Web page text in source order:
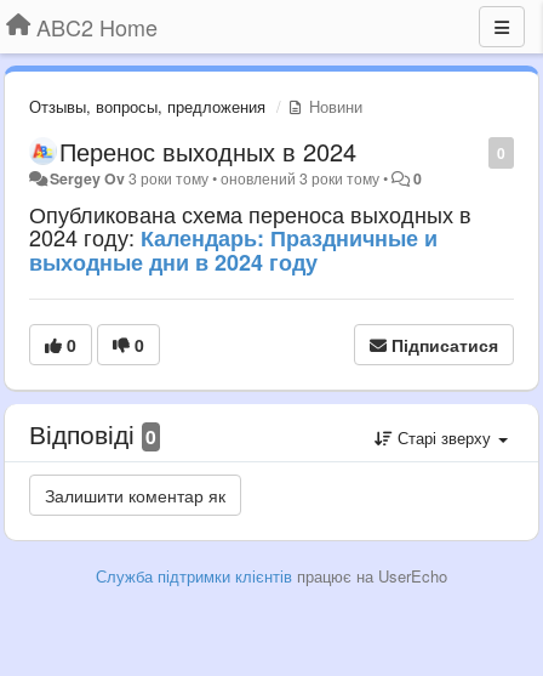
ABC2 Home
Отзывы, вопросы, предложения Новини
0
Перенос выходных в 2024
Sergey Ov3 роки тому•оновлений3 роки тому• 0
Опубликована схема переноса выходных в
2024 году: Календарь: Праздничные и
выходные дни в 2024 году
0 0 Підписатися
Відповіді 0 Старі зверху
Служба підтримки клієнтів працює на UserEcho